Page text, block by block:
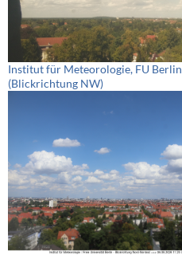
Institut für Meteorologie, FU Berlin
(Blickrichtung NW)